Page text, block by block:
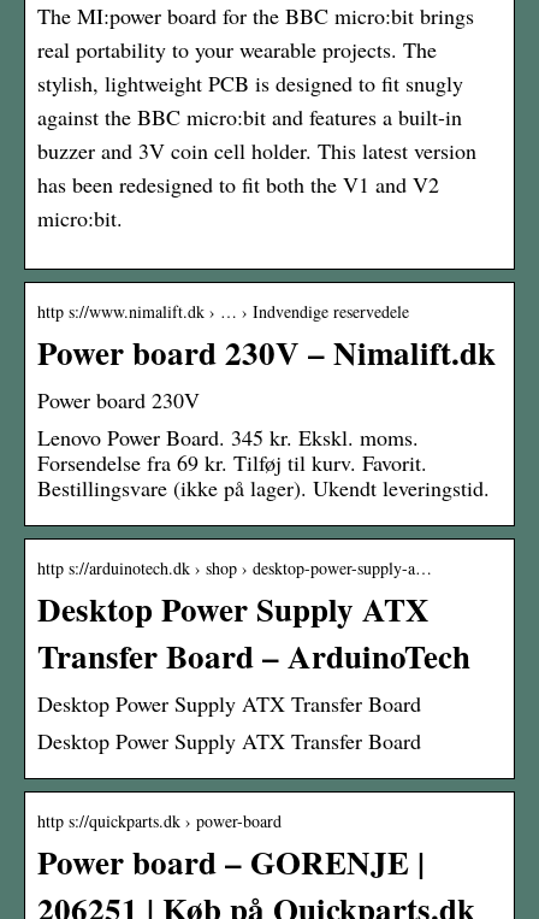
The MI:power board for the BBC micro:bit brings
real portability to your wearable projects. The
stylish, lightweight PCB is designed to fit snugly
against the BBC micro:bit and features a built-in
buzzer and 3V coin cell holder. This latest version
has been redesigned to fit both the V1 and V2
micro:bit.
http s://www.nimalift.dk › … › Indvendige reservedele
Power board 230V – Nimalift.dk
Power board 230V
Lenovo Power Board. 345 kr. Ekskl. moms.
Forsendelse fra 69 kr. Tilføj til kurv. Favorit.
Bestillingsvare (ikke på lager). Ukendt leveringstid.
http s://arduinotech.dk › shop › desktop-power-supply-a…
Desktop Power Supply ATX
Transfer Board – ArduinoTech
Desktop Power Supply ATX Transfer Board
Desktop Power Supply ATX Transfer Board
http s://quickparts.dk › power-board
Power board – GORENJE |
206251 | Køb på Quickparts.dk